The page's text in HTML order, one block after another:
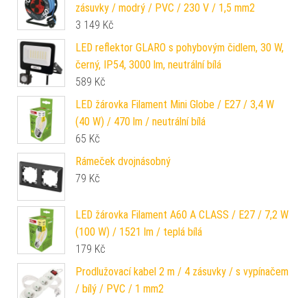
zásuvky / modrý / PVC / 230 V / 1,5 mm2
3 149 Kč
LED reflektor GLARO s pohybovým čidlem, 30 W,
černý, IP54, 3000 lm, neutrální bílá
589 Kč
LED žárovka Filament Mini Globe / E27 / 3,4 W
(40 W) / 470 lm / neutrální bílá
65 Kč
Rámeček dvojnásobný
79 Kč
LED žárovka Filament A60 A CLASS / E27 / 7,2 W
(100 W) / 1521 lm / teplá bílá
179 Kč
Prodlužovací kabel 2 m / 4 zásuvky / s vypínačem
/ bílý / PVC / 1 mm2